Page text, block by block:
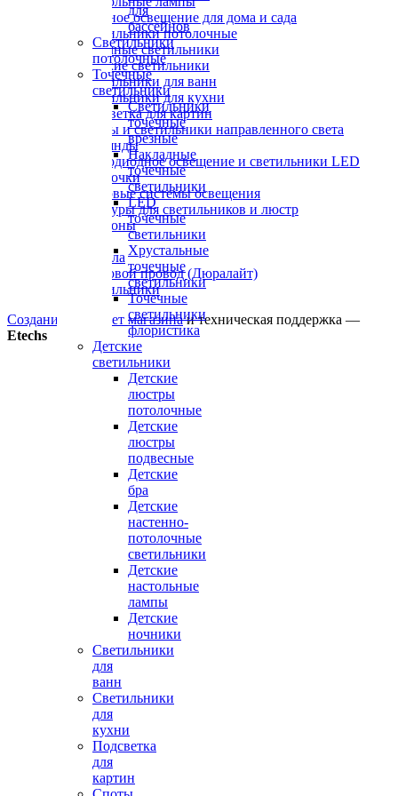
для
бассейнов
Светильники
потолочные
Точечные
светильники
Светильники
точечные
врезные
Накладные
точечные
светильники
LED
точечные
светильники
Хрустальные
точечные
светильники
Точечные
светильники
флористика
Детские
светильники
Детские
люстры
потолочные
Детские
люстры
подвесные
Детские
бра
Детские
настенно-
потолочные
светильники
Детские
настольные
лампы
Детские
ночники
Светильники
для
ванн
Светильники
для
кухни
Подсветка
для
картин
Уличное освещение для дома и сада
Светильники потолочные
Точечные светильники
Детские светильники
Светильники для ванн
Светильники для кухни
Подсветка для картин
Споты и светильники направленного света
Гирлянды
Светодиодное освещение и светильники LED
Лампочки
Трековые системы освещения
Абажуры для светильников и люстр
Плафоны
Зеркала
Световой провод (Дюралайт)
Светильники
Создание интернет магазинаи техническая поддержка —
Etechs